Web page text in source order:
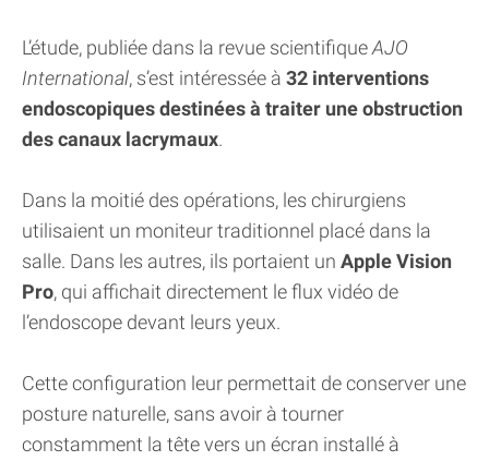
L’étude, publiée dans la revue scientifiqueAJO
International, s’est intéressée à 32 interventions
endoscopiques destinées à traiter une obstruction
des canaux lacrymaux.
Dans la moitié des opérations, les chirurgiens
utilisaient un moniteur traditionnel placé dans la
salle. Dans les autres, ils portaient un Apple Vision
Pro, qui affichait directement le flux vidéo de
l’endoscope devant leurs yeux.
Cette configuration leur permettait de conserver une
posture naturelle, sans avoir à tourner
constamment la tête vers un écran installé à